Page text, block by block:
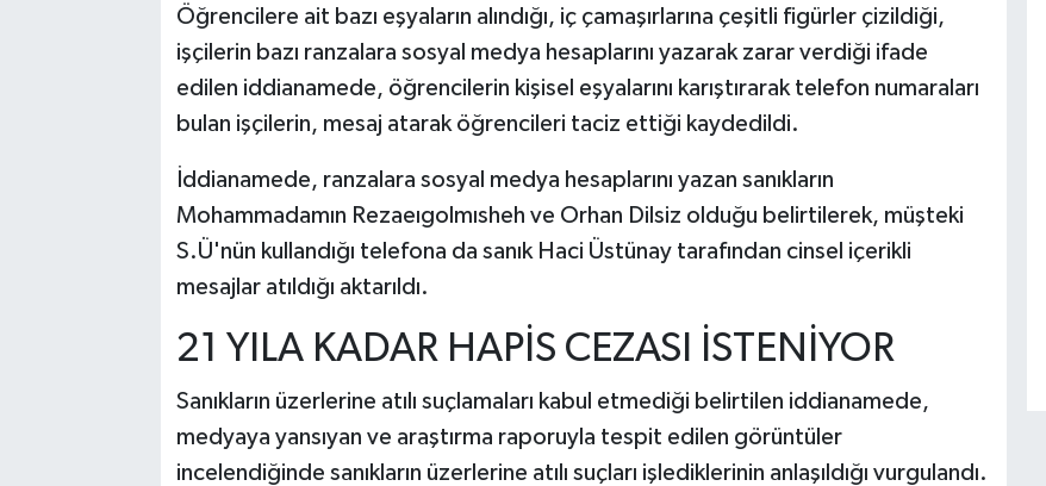
Öğrencilere ait bazı eşyaların alındığı, iç çamaşırlarına çeşitli figürler çizildiği,
işçilerin bazı ranzalara sosyal medya hesaplarını yazarak zarar verdiği ifade
edilen iddianamede, öğrencilerin kişisel eşyalarını karıştırarak telefon numaraları
bulan işçilerin, mesaj atarak öğrencileri taciz ettiği kaydedildi.
İddianamede, ranzalara sosyal medya hesaplarını yazan sanıkların
Mohammadamın Rezaeıgolmısheh ve Orhan Dilsiz olduğu belirtilerek, müşteki
S.Ü'nün kullandığı telefona da sanık Haci Üstünay tarafından cinsel içerikli
mesajlar atıldığı aktarıldı.
21 YILA KADAR HAPİS CEZASI İSTENİYOR
Sanıkların üzerlerine atılı suçlamaları kabul etmediği belirtilen iddianamede,
medyaya yansıyan ve araştırma raporuyla tespit edilen görüntüler
incelendiğinde sanıkların üzerlerine atılı suçları işlediklerinin anlaşıldığı vurgulandı.